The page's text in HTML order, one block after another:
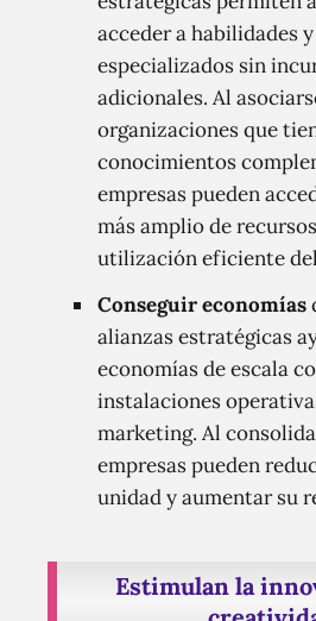
acceder a habilidades
especializados sin
adicionales. Al
organizaciones que
conocimientos
empresas pueden
más amplio de
utilización eficiente
Conseguir economías
alianzas estratégicas
economías de escala
instalaciones
marketing. Al
empresas pueden
unidad y aumentar su
Estimulan la